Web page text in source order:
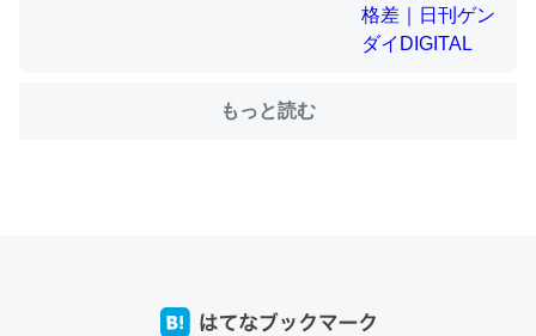
ウチもEchoを実家に置いて４年。でたまに覗いてる。ぼ
もっと読む